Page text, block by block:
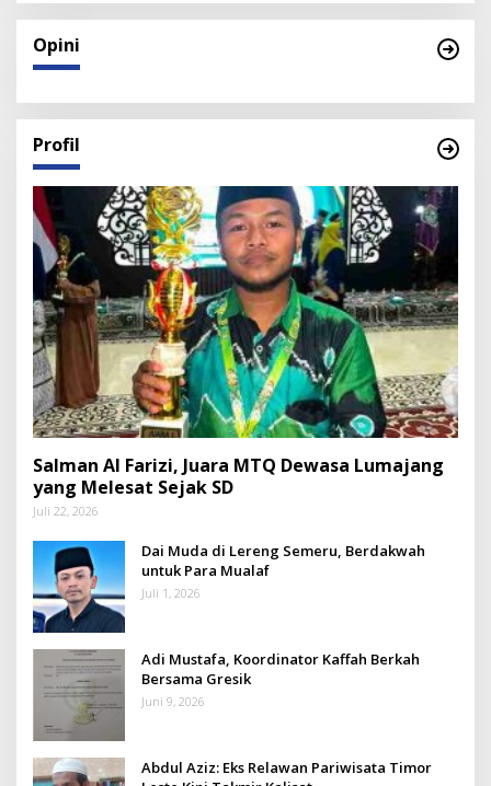
Opini
Profil
Salman Al Farizi, Juara MTQ Dewasa Lumajang
yang Melesat Sejak SD
Juli 22, 2026
Dai Muda di Lereng Semeru, Berdakwah
untuk Para Mualaf
Juli 1, 2026
Adi Mustafa, Koordinator Kaffah Berkah
Bersama Gresik
Juni 9, 2026
Abdul Aziz: Eks Relawan Pariwisata Timor